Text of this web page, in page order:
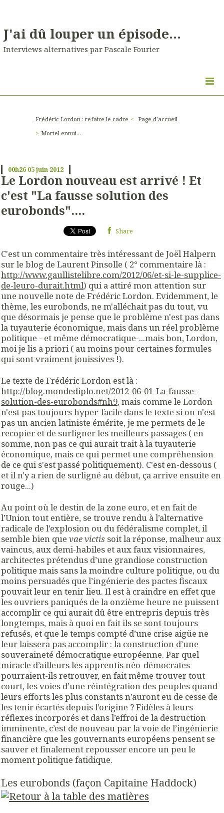
J'ai dû louper un épisode...
Interviews alternatives par Pascale Fourier
Frédéric Lordon : refaire le cadre
Page d'accueil
Mortel ennui...
00h26 05juin 2012
Le Lordon nouveau est arrivé ! Et
c'est "La fausse solution des
eurobonds"....
Share
C'est un commentaire très intéressant de Joël Halpern
sur le blog de Laurent Pinsolle ( 2° commentaire là :
http://www.gaullistelibre.com/2012/06/et-si-le-supplice-
de-leuro-durait.html) qui a attiré mon attention sur
une nouvelle note de Frédéric Lordon. Evidemment, le
thème, les eurobonds, ne m'alléchait pas du tout, vu
que désormais je pense que le problème n'est pas dans
la tuyauterie économique, mais dans un réel problème
politique - et même démocratique-...mais bon, Lordon,
moi je lis a priori ( au moins pour certaines formules
qui sont vraiment jouissives !).
Le texte de Frédéric Lordon est là :
http://blog.mondediplo.net/2012-06-01-La-fausse-
solution-des-eurobonds#nh9, mais comme le Lordon
n'est pas toujours hyper-facile dans le texte si on n'est
pas un ancien latiniste émérite, je me permets de le
recopier et de surligner les meilleurs passages ( en
somme, non pas ce qui aurait trait à la tuyauterie
économique, mais ce qui permet une compréhension
de ce qui s'est passé politiquement). C'est en-dessous (
et il n'y a rien de surligné au début, ça arrive ensuite en
rouge...)
Au point où le destin de la zone euro, et en fait de
l’Union tout entière, se trouve rendu à l’alternative
radicale de l’explosion ou du fédéralisme complet, il
semble bien que vae victis soit la réponse, malheur aux
vaincus, aux demi-habiles et aux faux visionnaires,
architectes prétendus d’une grandiose construction
politique mais sans la moindre culture politique, ou du
moins persuadés que l’ingénierie des pactes fiscaux
pouvait leur en tenir lieu. Il est à craindre en effet que
les ouvriers paniqués de la onzième heure ne puissent
accomplir ce qui aurait dû être entrepris depuis très
longtemps, mais à quoi en fait ils se sont toujours
refusés, et que le temps compté d’une crise aigüe ne
leur laissera pas accomplir : la construction d’une
souveraineté démocratique européenne. Par quel
miracle d’ailleurs les apprentis néo-démocrates
pourraient-ils retrouver, en fait même trouver tout
court, les voies d’une réintégration des peuples quand
leurs efforts les plus constants n’auront eu de cesse de
les tenir écartés depuis l’origine ? Fidèles à leurs
réflexes incorporés et dans l’effroi de la destruction
imminente, c’est de nouveau par la voie de l’ingénierie
financière que les gouvernants européens pensent se
sauver et finalement repousser encore un peu le
moment politique fatidique.
Les eurobonds (façon Capitaine Haddock)